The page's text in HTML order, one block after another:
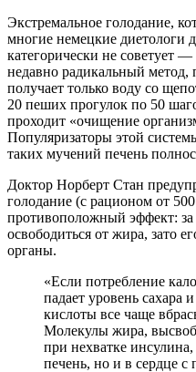
Экстремальное голодание,
многие немецкие диетологи
категорически не советует
недавно радикальный метод,
получает только воду со
20 пеших прогулок по 50
проходит «очищение
Популяризаторы этой
таких мучений печень
Доктор Норберт Стан
голодание (с рационом от
противоположный эффект: за
освободиться от жира, зато
органы.
«Если потребление
падает уровень сахара
кислоты все чаще
Молекулы жира,
при нехватке
печень, но и в сердце